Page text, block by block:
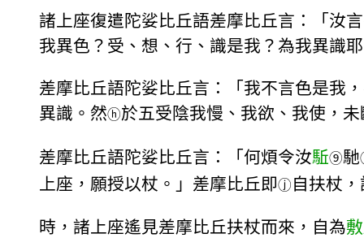
諸上座復遣陀娑比丘語差摩比丘言：「汝
我異色？受、想、行、識是我？為我異識
差摩比丘語陀娑比丘言：「我不言色是我
異識。然ⓗ於五受陰我慢、我欲、我使，
差摩比丘語陀娑比丘言：「何煩令汝駈⑨馳
上座，願授以杖。」差摩比丘即ⓙ 自扶杖
時，諸上座遙見差摩比丘扶杖而來，自為